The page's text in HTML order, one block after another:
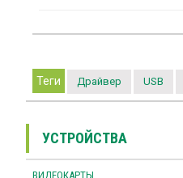
Теги Драйвер USB
УСТРОЙСТВА
ВИДЕОКАРТЫ